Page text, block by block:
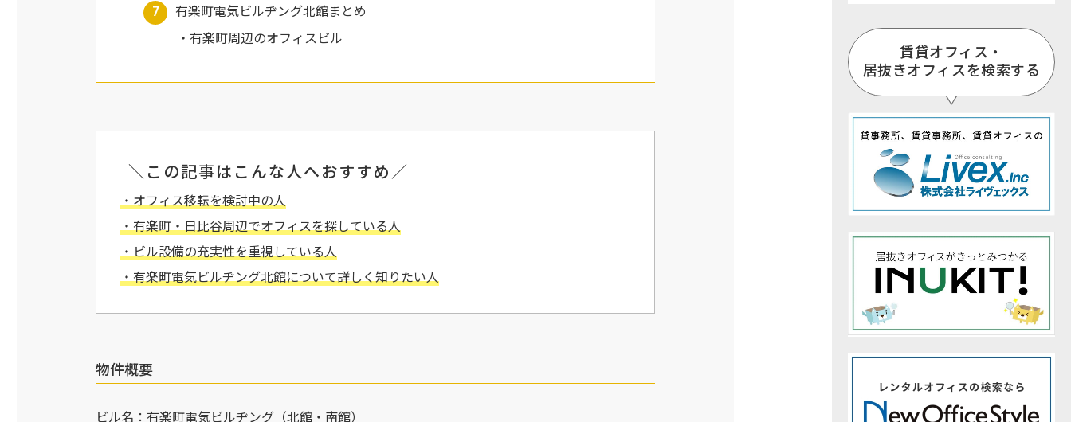
有楽町電気ビルヂング北館まとめ
有楽町周辺のオフィスビル
＼この記事はこんな人へおすすめ／
・オフィス移転を検討中の人
・有楽町・日比谷周辺でオフィスを探している人
・ビル設備の充実性を重視している人
・有楽町電気ビルヂング北館について詳しく知りたい人
物件概要
ビル名：有楽町電気ビルヂング（北館・南館）
ポート可能なところが魅力です！
ライヴェックスでは、各SNSで
様々なオフィス情報を発信してい
ます。お好きなSNSをフォローし
て、最新のオフィス移転情報
賃貸オフィス・
居抜きオフィスを検索する